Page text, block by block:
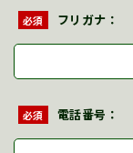
必須 フリガナ：
必須 電話番号：